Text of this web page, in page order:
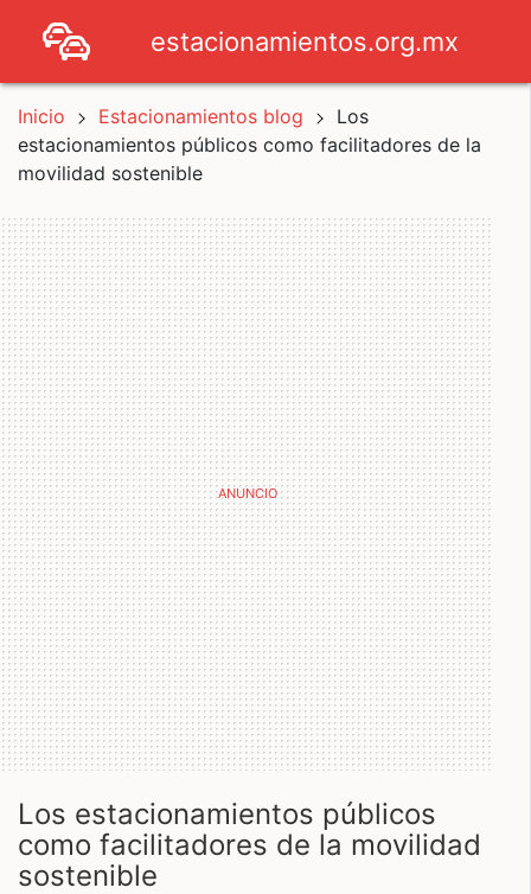
estacionamientos.org.mx
Inicio Estacionamientos blog
Los
estacionamientos públicos como facilitadores de la
movilidad sostenible
los estacionamientos públicos
como facilitadores de la movilidad
sostenible